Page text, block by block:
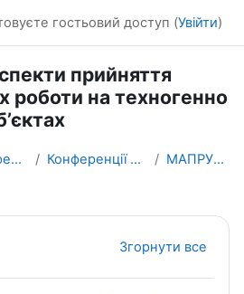
гостьовий доступ (Увійти)
прийняття
роботи на техногенно
Конференції ХНАДУ Конференції ХНАДУ - 2019 МАПРУРТНО2019
Згорнути все